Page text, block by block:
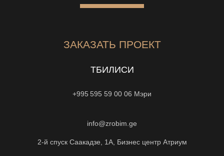
ЗАКАЗАТЬ ПРОЕКТ
ТБИЛИСИ
+995 595 59 00 06 Мэри
info@zrobim.ge
2-й спуск Саакадзе, 1А, Бизнес центр Атриум